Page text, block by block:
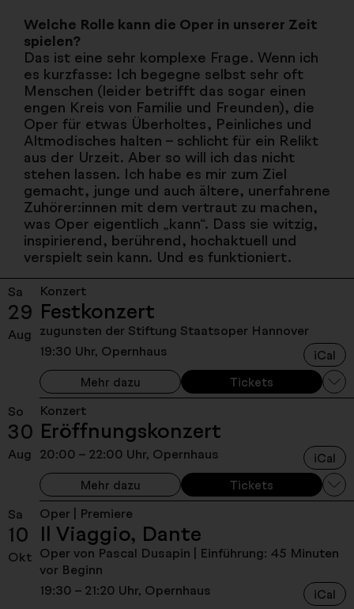
Welche Rolle kann die Oper in unserer Zeit
spielen?
Das ist eine sehr komplexe Frage. Wenn ich
es kurzfasse: Ich begegne selbst sehr oft
Menschen (leider betrifft das sogar einen
engen Kreis von Familie und Freunden), die
Oper für etwas Überholtes, Peinliches und
Altmodisches halten – schlicht für ein Relikt
aus der Urzeit. Aber so will ich das nicht
stehen lassen. Ich habe es mir zum Ziel
gemacht, junge und auch ältere, unerfahrene
Zuhörer:innen mit dem vertraut zu machen,
was Oper eigentlich „kann“. Dass sie witzig,
inspirierend, berührend, hochaktuell und
verspielt sein kann. Und es funktioniert.
Sa
29
Aug
Konzert
Festkonzert
zugunsten der Stiftung Staatsoper Hannover
19:30 Uhr, Opernhaus
iCal
Tickets
Mehr dazu
So
30
Aug
Konzert
Eröffnungskonzert
20:00 – 22:00 Uhr, Opernhaus
iCal
Tickets
Mehr dazu
Sa
10
Okt
Oper | Premiere
Il Viaggio, Dante
Oper von Pascal Dusapin | Einführung: 45 Minuten
vor Beginn
19:30 – 21:20 Uhr, Opernhaus
iCal